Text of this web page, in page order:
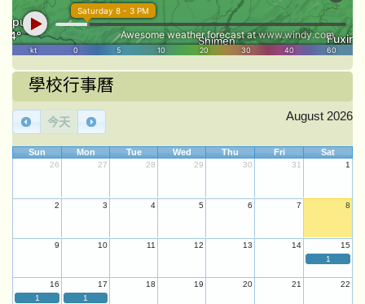
學校行事曆
今天 August 2026
Sun Mon Tue Wed Thu Fri Sat
26 27 28 29 30 31 1
2 3 4 5 6 7 8
9 10 11 12 13 14
15
1
16 17 18 19 20 21
22
1
1